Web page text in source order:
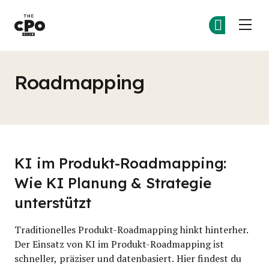
Roadmapping
KI im Produkt-Roadmapping:
Wie KI Planung & Strategie
unterstützt
Traditionelles Produkt-Roadmapping hinkt hinterher.
Der Einsatz von KI im Produkt-Roadmapping ist
schneller, präziser und datenbasiert. Hier findest du